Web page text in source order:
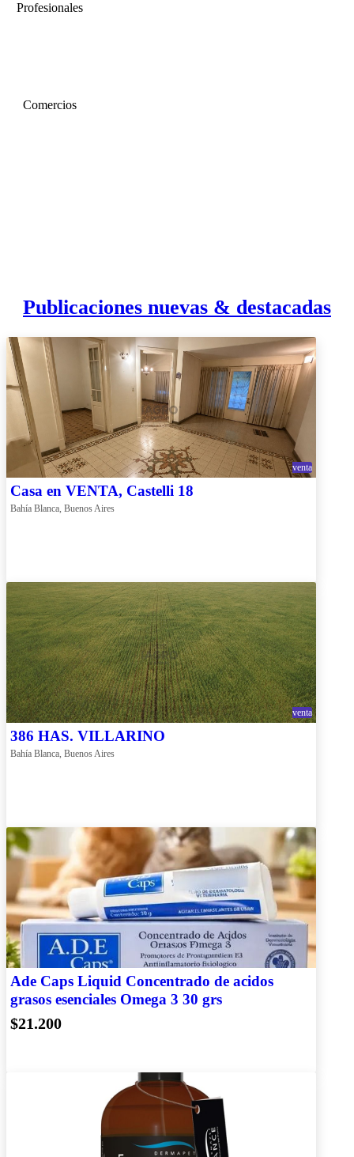
Profesionales
Comercios
Publicaciones nuevas & destacadas
venta
Casa en VENTA, Castelli 18
Bahía Blanca, Buenos Aires
venta
386 HAS. VILLARINO
Bahía Blanca, Buenos Aires
Ade Caps Liquid Concentrado de acidos
grasos esenciales Omega 3 30 grs
$21.200